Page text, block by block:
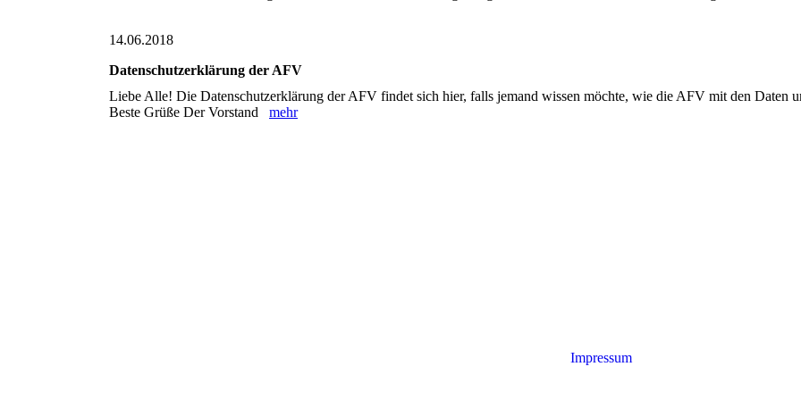
14.06.2018
Datenschutzerklärung der AFV
Liebe Alle! Die Datenschutzerklärung der AFV findet sich hier, falls jemand wissen möchte, wie die AFV mit den Daten
Beste Grüße Der Vorstand mehr
Impressum